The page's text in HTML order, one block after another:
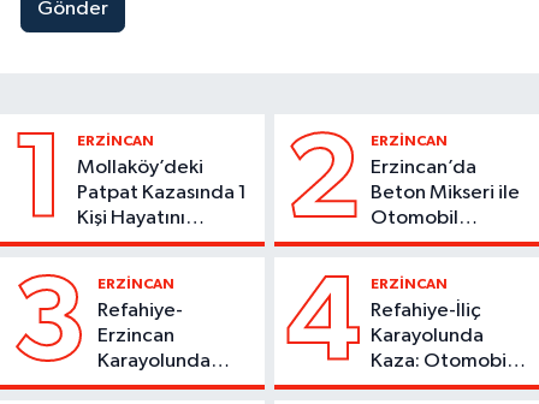
Gönder
1 ERZİNCAN
Mollaköy’deki
Patpat Kazasında 1
Kişi Hayatını
Kaybetti
2 ERZİNCAN
Erzincan’da
Beton Mikseri ile
Otomobil
Çarpıştı
3 ERZİNCAN
Refahiye-
Erzincan
Karayolunda
Kaza: Otomobil
4 ERZİNCAN
Refahiye-İliç
Karayolunda
Kaza: Otomobil
Yoldan Çıktı, 6